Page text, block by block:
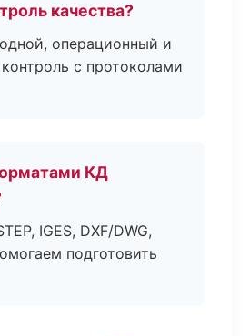
качества?
операционный и
с протоколами
КД
IGES, DXF/DWG,
подготовить